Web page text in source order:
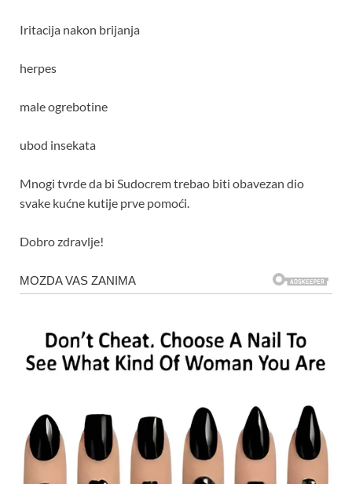
Iritacija nakon brijanja
herpes
male ogrebotine
ubod insekata
Mnogi tvrde da bi Sudocrem trebao biti obavezan dio
svake kućne kutije prve pomoći.
Dobro zdravlje!